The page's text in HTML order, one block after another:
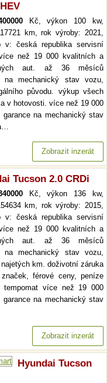
Kč, výkon 100 kw,
km, rok výroby: 2021,
v: česká republika servisní
než 19 000 kvalitních a
aut. až 36 měsíců
na mechanický stav vozu,
původu. výkup všech
v hotovosti. více než 19 000
na mechanický stav
Zobrazit inzerát
Tucson 2.0 CRDi
Kč, výkon 136 kw,
km, rok výroby: 2015,
v: česká republika servisní
než 19 000 kvalitních a
aut. až 36 měsíců
na mechanický stav vozu,
najetých km. doživotní záruka
férové ceny, peníze
více než 19 000
na mechanický stav
Zobrazit inzerát
Hyundai Tucson